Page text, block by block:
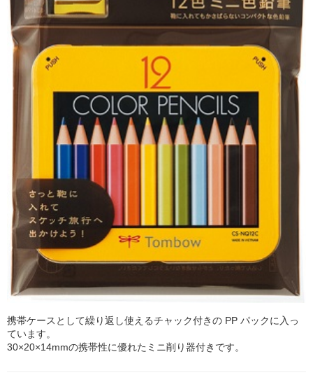
携帯ケースとして繰り返し使えるチャック付きの PP パックに入っ
ています。
30×20×14mmの携帯性に優れたミニ削り器付きです。